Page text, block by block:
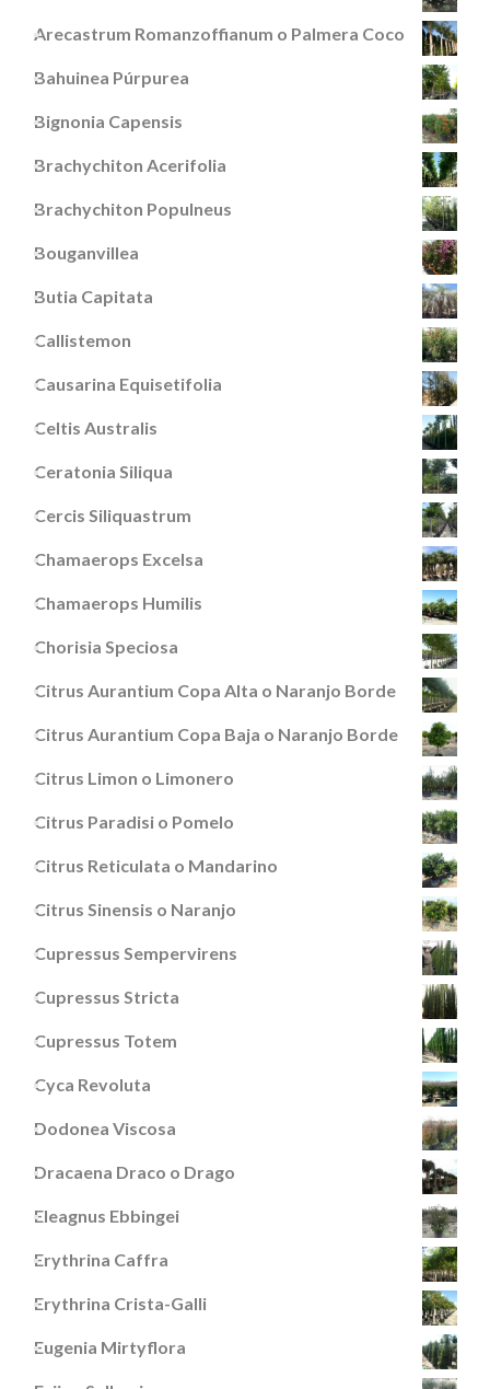
Arecastrum Romanzoffianum o Palmera Coco
Bahuinea Púrpurea
Bignonia Capensis
Brachychiton Acerifolia
Brachychiton Populneus
Bouganvillea
Butia Capitata
Callistemon
Causarina Equisetifolia
Celtis Australis
Ceratonia Siliqua
Cercis Siliquastrum
Chamaerops Excelsa
Chamaerops Humilis
Chorisia Speciosa
Citrus Aurantium Copa Alta o Naranjo Borde
Citrus Aurantium Copa Baja o Naranjo Borde
Citrus Limon o Limonero
Citrus Paradisi o Pomelo
Citrus Reticulata o Mandarino
Citrus Sinensis o Naranjo
Cupressus Sempervirens
Cupressus Stricta
Cupressus Totem
Cyca Revoluta
Dodonea Viscosa
Dracaena Draco o Drago
Eleagnus Ebbingei
Erythrina Caffra
Erythrina Crista-Galli
Eugenia Mirtyflora